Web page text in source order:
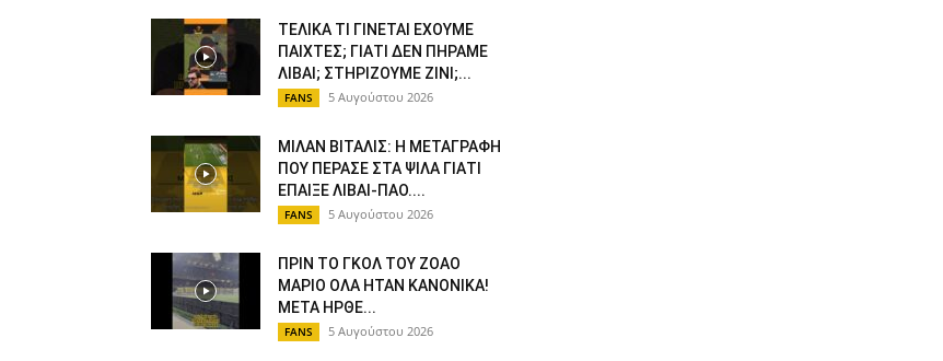
ΤΕΛΙΚΑ ΤΙ ΓΙΝΕΤΑΙ ΕΧΟΥΜΕ
ΠΑΙΧΤΕΣ; ΓΙΑΤΙ ΔΕΝ ΠΗΡΑΜΕ
ΛΙΒΑΙ; ΣΤΗΡΙΖΟΥΜΕ ΖΙΝΙ;...
FANS 5 Αυγούστου 2026
ΜΙΛΑΝ ΒΙΤΑΛΙΣ: Η ΜΕΤΑΓΡΑΦΗ
ΠΟΥ ΠΕΡΑΣΕ ΣΤΑ ΨΙΛΑ ΓΙΑΤΙ
ΕΠΑΙΞΕ ΛΙΒΑΙ-ΠΑΟ....
FANS 5 Αυγούστου 2026
ΠΡΙΝ ΤΟ ΓΚΟΛ ΤΟΥ ΖΟΑΟ
ΜΑΡΙΟ ΟΛΑ ΗΤΑΝ ΚΑΝΟΝΙΚΑ!
ΜΕΤΑ ΗΡΘΕ...
FANS 5 Αυγούστου 2026